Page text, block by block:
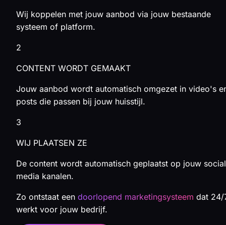
Wij koppelen met jouw aanbod via jouw bestaande
systeem of platform.
2
CONTENT WORDT GEMAAKT
Jouw aanbod wordt automatisch omgezet in video's
posts die passen bij jouw huisstijl.
3
WIJ PLAATSEN ZE
De content wordt automatisch geplaatst op jouw social
media kanalen.
Zo ontstaat een doorlopend marketingsysteem dat 24/
werkt voor jouw bedrijf.